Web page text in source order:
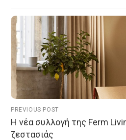
PREVIOUS POST
Η νέα συλλογή της Ferm
ζεστασιάς